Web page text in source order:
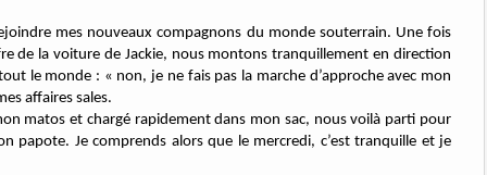
mes nouveaux compagnons du monde souterrain. Une fois
de la voiture de Jackie, nous montons tranquillement en direction
le monde : « non, je ne fais pas la marche d’approche avec mon
affaires sales.
matos et chargé rapidement dans mon sac, nous voilà parti pour
papote. Je comprends alors que le mercredi, c’est tranquille et je